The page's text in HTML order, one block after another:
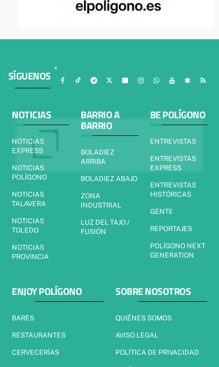
SÍGUENOS
NOTICIAS
NOTICIAS
EXPRESS
NOTICIAS
POLÍGONO
NOTICIAS
TALAVERA
NOTICIAS
TOLEDO
NOTICIAS
PROVINCIA
BARRIO A
BARRIO
BOLADIEZ
ARRIBA
BOLADIEZ ABAJO
ZONA
INDUSTRIAL
LUZ DEL TAJO /
FUSIÓN
BE POLÍGONO
ENTREVISTAS
ENTREVISTAS
EXPRESS
ENTREVISTAS
HISTÓRICAS
GENTE
REPORTAJES
POLÍGONO NEXT
GENERATION
ENJOY POLÍGONO
BARES
RESTAURANTES
CERVECERÍAS
SOBRE NOSOTROS
QUIÉNES SOMOS
AVISO LEGAL
POLÍTICA DE PRIVACIDAD